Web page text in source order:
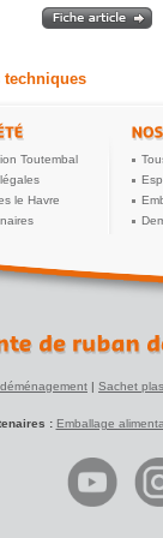
techniques
Toutembal
le Havre
| Sachet
: Emballage